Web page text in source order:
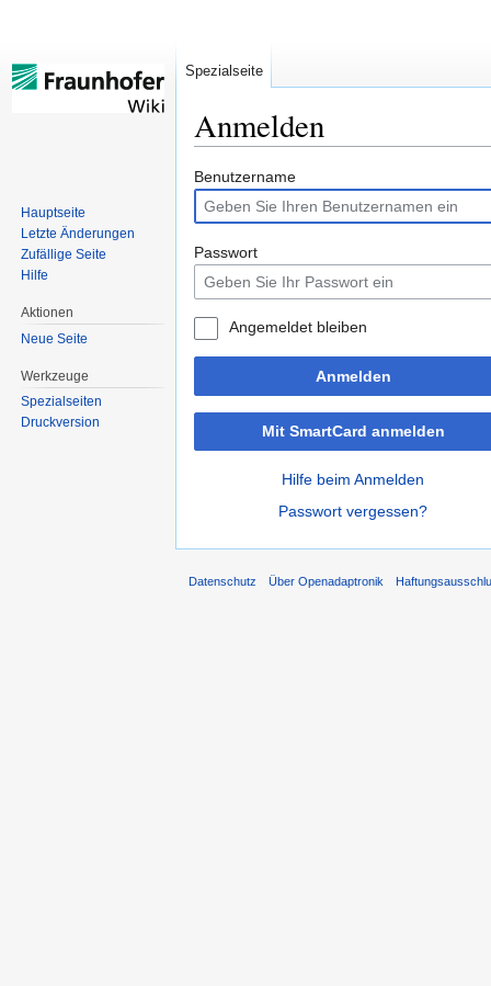
Anmelden
Zur
Navigation
springen
Zur
Suche
springen
Benutzername
Passwort
Angemeldet bleiben
Anmelden
Mit SmartCard anmelden
Hilfe beim Anmelden
Passwort vergessen?
Spezialseite
Hauptseite
Letzte Änderungen
Zufällige Seite
Hilfe
Aktionen
Neue Seite
Werkzeuge
Spezialseiten
Druckversion
Datenschutz Über Openadaptronik